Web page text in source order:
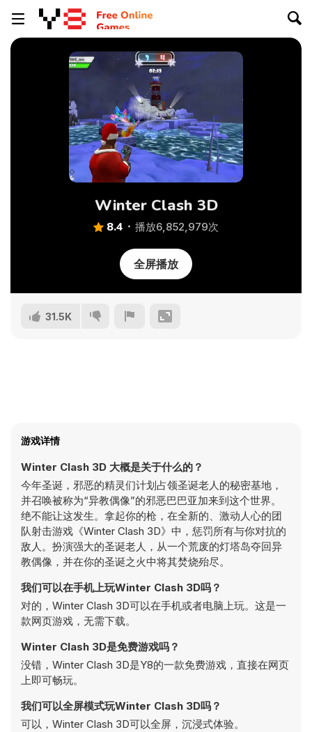
Winter Clash 3D
8.4 播放6,852,979次
全屏播放
31.5K
游戏详情
Winter Clash 3D 大概是关于什么的？
今年圣诞，邪恶的精灵们计划占领圣诞老人的秘密基地，
并召唤被称为“异教偶像”的邪恶巴巴亚加来到这个世界。
绝不能让这发生。拿起你的枪，在全新的、激动人心的团
队射击游戏《Winter Clash 3D》中，惩罚所有与你对抗的
敌人。扮演强大的圣诞老人，从一个荒废的灯塔岛夺回异
教偶像，并在你的圣诞之火中将其焚烧殆尽。
我们可以在手机上玩Winter Clash 3D吗？
对的，Winter Clash 3D可以在手机或者电脑上玩。这是一
款网页游戏，无需下载。
Winter Clash 3D是免费游戏吗？
没错，Winter Clash 3D是Y8的一款免费游戏，直接在网页
上即可畅玩。
我们可以全屏模式玩Winter Clash 3D吗？
可以，Winter Clash 3D可以全屏，沉浸式体验。